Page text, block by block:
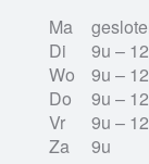
Ma
Di
9u –
Wo
9u –
Do
9u –
Vr
9u –
Za
9u